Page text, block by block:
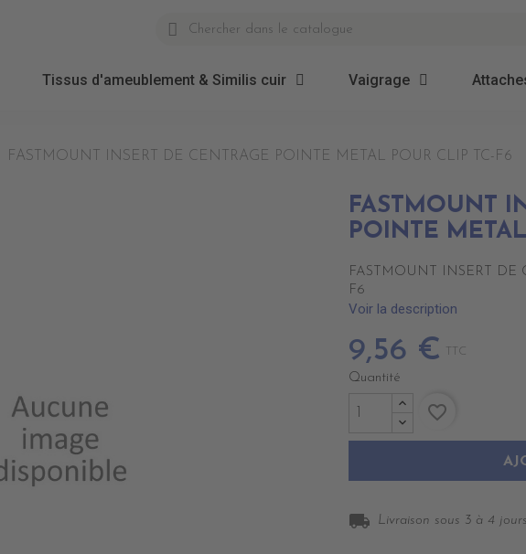
Tissus d'ameublement & Similis cuir Vaigrage
FASTMOUNT INSERT DE CENTRAGE POINTE METAL POUR CLIP TC-F6
FASTMOUNT
POINTE
FASTMOUNT INSERT DE
F6
Voir la description
9,56 € TTC
Quantité
favorite_border
local_shipping Livraison sous 3 à 4